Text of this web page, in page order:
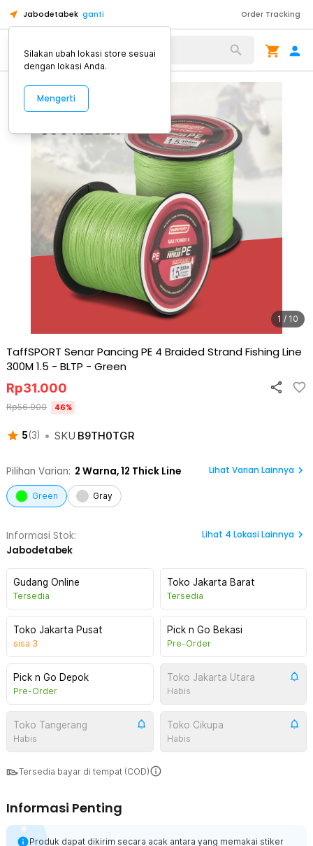
Jabodetabek ganti Order Tracking
Alat Kopi
1 / 10
TaffSPORT Senar Pancing PE 4 Braided Strand Fishing Line
300M 1.5 - BLTP - Green
5(3) • SKU B9TH0TGR
Rp31.000
Rp56.900 46%
Pilihan Varian: 2 Warna,12 Thick Line Lihat Varian Lainnya
Green Gray
Informasi Stok:
Jabodetabek
Lihat 4 Lokasi Lainnya
Gudang Online
Tersedia
Toko Jakarta Barat
Tersedia
Toko Jakarta Pusat
sisa 3
Pick n Go Bekasi
Pre-Order
Pick n Go Depok
Pre-Order
Toko Jakarta Utara
Habis
Toko Tangerang
Habis
Toko Cikupa
Habis
Tersedia bayar di tempat (COD)
Informasi Penting
Produk dapat dikirim secara acak antara yang memakai stiker
Silakan ubah lokasi store sesuai
dengan lokasi Anda.
Mengerti